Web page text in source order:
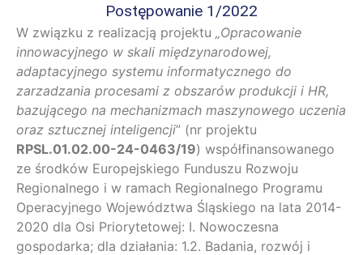
Postępowanie 1/2022
W związku z realizacją projektu „Opracowanie
innowacyjnego w skali międzynarodowej,
adaptacyjnego systemu informatycznego do
zarzadzania procesami z obszarów produkcji i HR,
bazującego na mechanizmach maszynowego uczenia
oraz sztucznej inteligencji” (nr projektu
RPSL.01.02.00-24-0463/19) współfinansowanego
ze środków Europejskiego Funduszu Rozwoju
Regionalnego i w ramach Regionalnego Programu
Operacyjnego Województwa Śląskiego na lata 2014-
2020 dla Osi Priorytetowej: I. Nowoczesna
gospodarka; dla działania: 1.2. Badania, rozwój i